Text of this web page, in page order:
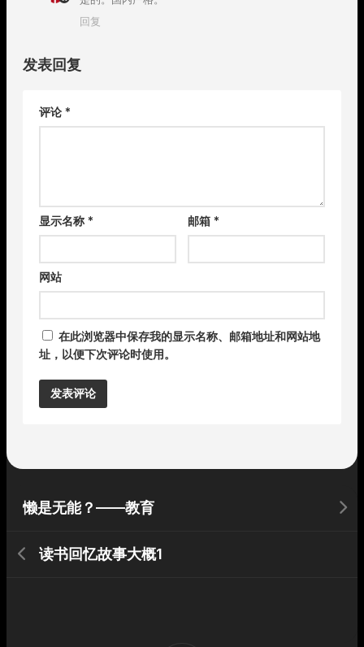
回复
发表回复
评论 *
显示名称 * 邮箱*
网站
在此浏览器中保存我的显示名称、邮箱地址和网站地
址，以便下次评论时使用。
懒是无能？——教育
读书回忆故事大概1